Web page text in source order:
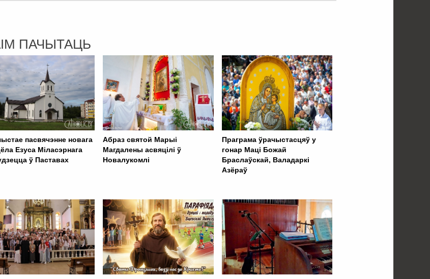
ПАЧЫТАЦЬ
пасвячэнне новага
Езуса Міласэрнага
ў Паставах
Абраз святой Марыі
Магдалены асвяцілі ў
Новалукомлі
Праграма ўрачыстасцяў у
гонар Маці Божай
Браслаўскай, Валадаркі
Азёраў